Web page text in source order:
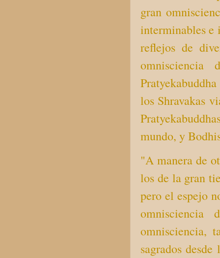
gran
interminables e
reflejos de
omnisciencia
los Shravakas
mundo, y
"A manera de
los de la gran
pero el espejo
omnisciencia
omnisciencia,
sagrados